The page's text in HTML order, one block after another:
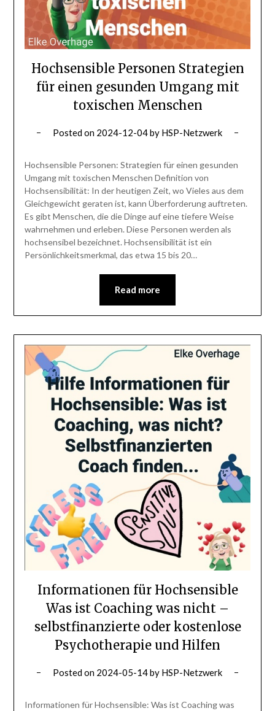
Hochsensible Personen Strategien
für einen gesunden Umgang mit
toxischen Menschen
Posted on 2024-12-04by HSP-Netzwerk
Hochsensible Personen: Strategien für einen gesunden
Umgang mit toxischen Menschen Definition von
Hochsensibilität: In der heutigen Zeit, wo Vieles aus dem
Gleichgewicht geraten ist, kann Überforderung auftreten.
Es gibt Menschen, die die Dinge auf eine tiefere Weise
wahrnehmen und erleben. Diese Personen werden als
hochsensibel bezeichnet. Hochsensibilität ist ein
Persönlichkeitsmerkmal, das etwa 15 bis 20…
Read more
Informationen für Hochsensible
Was ist Coaching was nicht –
selbstfinanzierte oder kostenlose
Psychotherapie und Hilfen
Posted on 2024-05-14by HSP-Netzwerk
Informationen für Hochsensible: Was ist Coaching was